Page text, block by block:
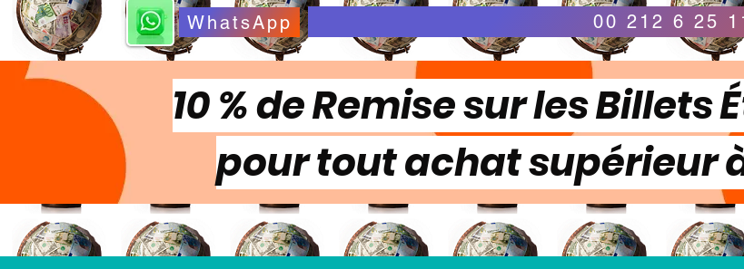
WhatsApp 00 212 6 25
10 % de Remise sur les Billets
pour tout achat supérieur